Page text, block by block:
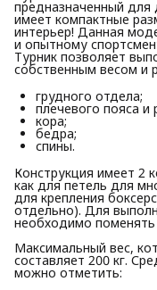
предназначенный для
имеет компактные
интерьер! Данная
и опытному
Турник позволяет
собственным весом и
грудного отдела;
плечевого пояса и
кора;
бедра;
спины.
Конструкция имеет 2
как для петель для
для крепления
отдельно). Для
необходимо
Максимальный вес,
составляет 200 кг.
можно отметить: